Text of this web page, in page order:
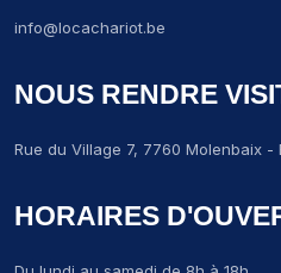
info@locachariot.be
NOUS RENDRE
Rue du Village 7, 7760 Molenbaix -
HORAIRES